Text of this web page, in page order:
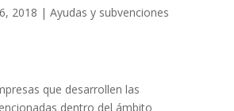
2018 | Ayudas y subvenciones
que desarrollen las
dentro del ámbito